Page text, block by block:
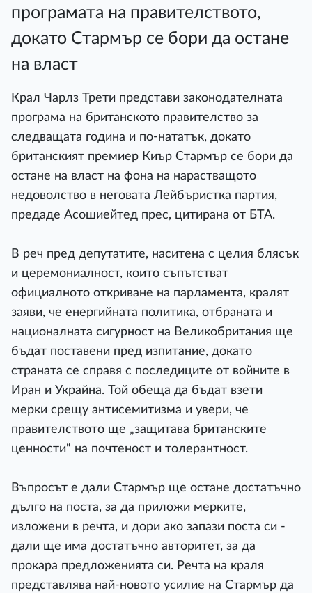
програмата на правителството,
докато Стармър се бори да остане
на власт
Крал Чарлз Трети представи законодателната
програма на британското правителство за
следващата година и по-нататък, докато
британският премиер Киър Стармър се бори да
остане на власт на фона на нарастващото
недоволство в неговата Лейбъристка партия,
предаде Асошиейтед прес, цитирана от БТА.
В реч пред депутатите, наситена с целия блясък
и церемониалност, които съпътстват
официалното откриване на парламента, кралят
заяви, че енергийната политика, отбраната и
националната сигурност на Великобритания ще
бъдат поставени пред изпитание, докато
страната се справя с последиците от войните в
Иран и Украйна. Той обеща да бъдат взети
мерки срещу антисемитизма и увери, че
правителството ще „защитава британските
ценности“ на почтеност и толерантност.
Въпросът е дали Стармър ще остане достатъчно
дълго на поста, за да приложи мерките,
изложени в речта, и дори ако запази поста си -
дали ще има достатъчно авторитет, за да
прокара предложенията си. Речта на краля
представлява най-новото усилие на Стармър да